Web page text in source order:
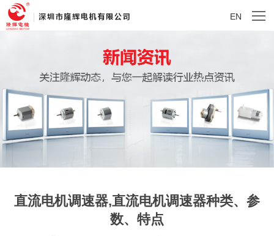
EN
直流电机调速器,直流电机调速器种类、参
数、特点